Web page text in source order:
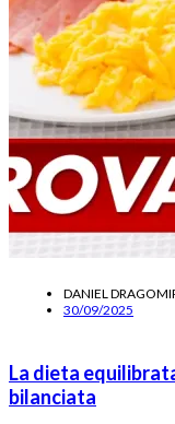
DANIEL
30/09/2025
La dieta
bilanciata